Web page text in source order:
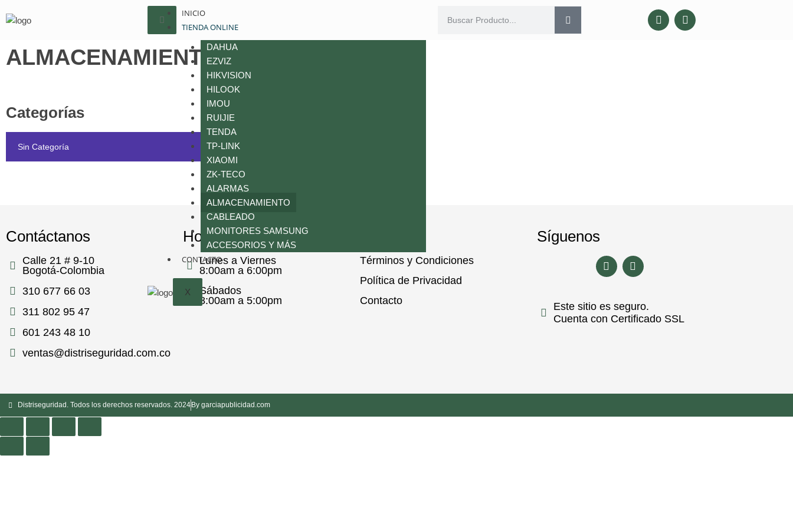
INICIO
TIENDA ONLINE
DAHUA
EZVIZ
HIKVISION
HILOOK
IMOU
RUIJIE
TENDA
TP-LINK
XIAOMI
ZK-TECO
ALARMAS
ALMACENAMIENTO
CABLEADO
MONITORES SAMSUNG
ACCESORIOS Y MÁS
CONTACTO
X
ALMACENAMIENTO
Categorías
Sin Categoría
Contáctanos
Calle 21 # 9-10
Bogotá-Colombia
310 677 66 03
311 802 95 47
601 243 48 10
ventas@distriseguridad.com.co
Horario de Atención
Lunes a Viernes
8:00am a 6:00pm
Sábados
8:00am a 5:00pm
Términos y Condiciones
Política de Privacidad
Contacto
Síguenos
Este sitio es seguro.
Cuenta con Certificado SSL
Distriseguridad. Todos los derechos reservados. 2024 By garciapublicidad.com